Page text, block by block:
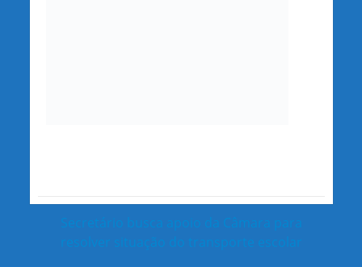
Secretário busca apoio da Câmara para
resolver situação do transporte escolar